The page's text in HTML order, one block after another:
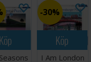
Köp Köp
30%
I Am London